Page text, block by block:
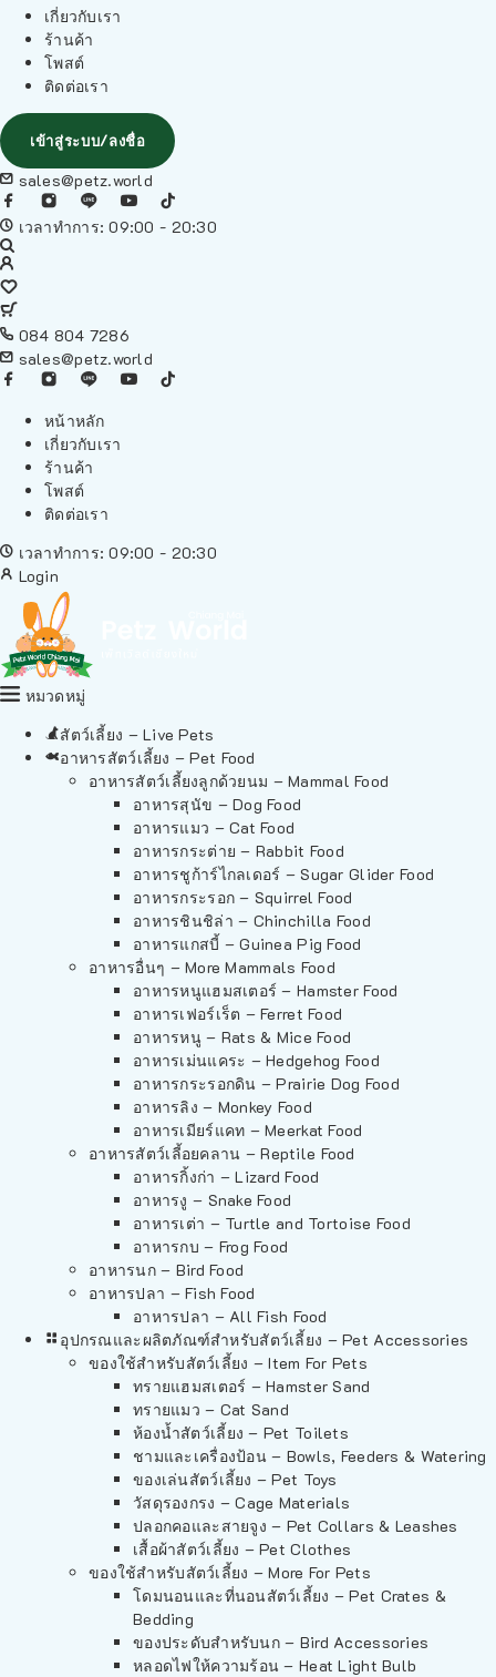
เกี่ยวกับเรา
ร้านค้า
โพสต์
ติดต่อเรา
เข้าสู่ระบบ/ลงชื่อ
sales@petz.world
เวลาทำการ: 09:00 - 20:30
084 804 7286
sales@petz.world
หน้าหลัก
เกี่ยวกับเรา
ร้านค้า
โพสต์
ติดต่อเรา
เวลาทำการ: 09:00 - 20:30
Login
หมวดหมู่
สัตว์เลี้ยง – Live Pets
อาหารสัตว์เลี้ยง – Pet Food
อาหารสัตว์เลี้ยงลูกด้วยนม – Mammal Food
อาหารสุนัข – Dog Food
อาหารแมว – Cat Food
อาหารกระต่าย – Rabbit Food
อาหารชูก้าร์ไกลเดอร์ – Sugar Glider Food
อาหารกระรอก – Squirrel Food
อาหารชินชิล่า – Chinchilla Food
อาหารแกสบี้ – Guinea Pig Food
อาหารอื่นๆ – More Mammals Food
อาหารหนูแฮมสเตอร์ – Hamster Food
อาหารเฟอร์เร็ต – Ferret Food
อาหารหนู – Rats & Mice Food
อาหารเม่นแคระ – Hedgehog Food
อาหารกระรอกดิน – Prairie Dog Food
อาหารลิง – Monkey Food
อาหารเมียร์แคท – Meerkat Food
อาหารสัตว์เลี้อยคลาน – Reptile Food
อาหารกิ้งก่า – Lizard Food
อาหารงู – Snake Food
อาหารเต่า – Turtle and Tortoise Food
อาหารกบ – Frog Food
อาหารนก – Bird Food
อาหารปลา – Fish Food
อาหารปลา – All Fish Food
อุปกรณและผลิตภัณฑ์สำหรับสัตว์เลี้ยง – Pet Accessories
ของใช้สำหรับสัตว์เลี้ยง – Item For Pets
ทรายแฮมสเตอร์ – Hamster Sand
ทรายแมว – Cat Sand
ห้องน้ำสัตว์เลี้ยง – Pet Toilets
ชามและเครื่องป้อน – Bowls, Feeders & Watering
ของเล่นสัตว์เลี้ยง – Pet Toys
วัสดุรองกรง – Cage Materials
ปลอกคอและสายจูง – Pet Collars & Leashes
เสื้อผ้าสัตว์เลี้ยง – Pet Clothes
ของใช้สำหรับสัตว์เลี้ยง – More For Pets
โดมนอนและที่นอนสัตว์เลี้ยง – Pet Crates &
Bedding
ของประดับสำหรับนก – Bird Accessories
หลอดไฟให้ความร้อน – Heat Light Bulb